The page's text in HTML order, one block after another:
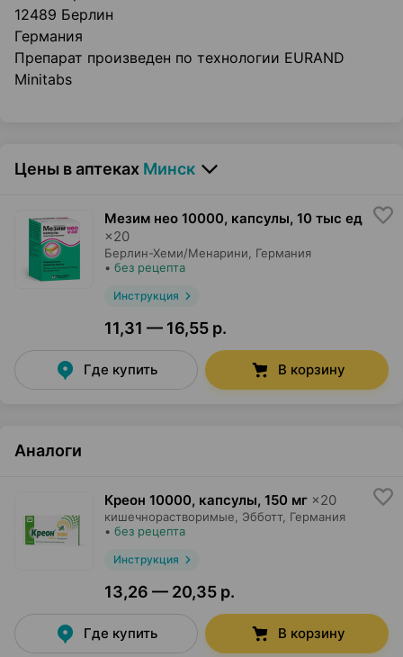
12489 Берлин
Германия
Препарат произведен по технологии EURAND
Minitabs
Цены в аптеках Минск
Мезим нео 10000, капсулы, 10 тыс ед
×20
Берлин-Хеми/Менарини, Германия
• без рецепта
Инструкция
11,31 — 16,55 р.
Где купить В корзину
Аналоги
Креон 10000, капсулы, 150 мг ×20
кишечнорастворимые, Эбботт, Германия
• без рецепта
Инструкция
13,26 — 20,35 р.
Где купить В корзину